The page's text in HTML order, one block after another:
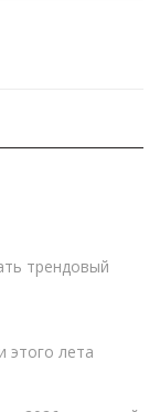
трендовый
этого лета